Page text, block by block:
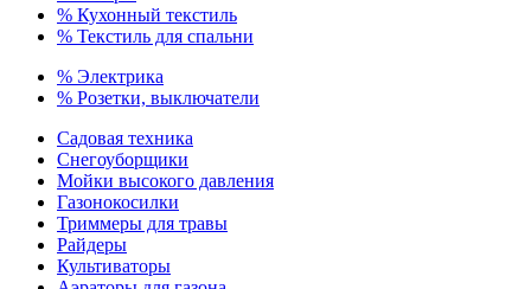
% Кухонный текстиль
% Текстиль для спальни
% Электрика
% Розетки, выключатели
Садовая техника
Снегоуборщики
Мойки высокого давления
Газонокосилки
Триммеры для травы
Райдеры
Культиваторы